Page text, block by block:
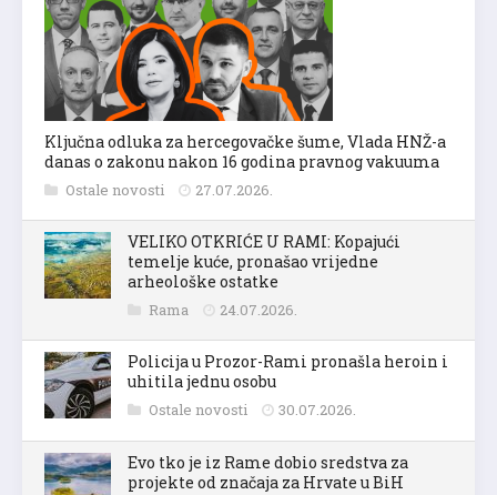
Ključna odluka za hercegovačke šume, Vlada HNŽ-a
danas o zakonu nakon 16 godina pravnog vakuuma
Ostale novosti 27.07.2026.
VELIKO OTKRIĆE U RAMI: Kopajući
temelje kuće, pronašao vrijedne
arheološke ostatke
Rama 24.07.2026.
Policija u Prozor-Rami pronašla heroin i
uhitila jednu osobu
Ostale novosti 30.07.2026.
Evo tko je iz Rame dobio sredstva za
projekte od značaja za Hrvate u BiH